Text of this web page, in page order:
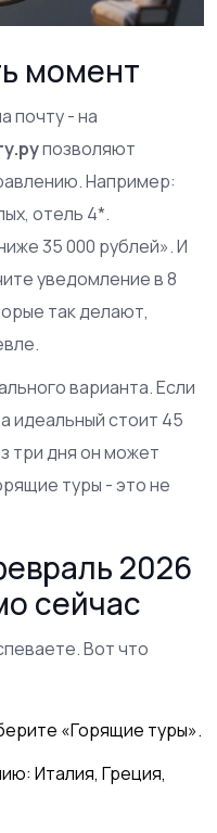
момент
почту - на
позволяют
Например:
отель 4*.
35 000 рублей». И
уведомление в 8
так делают,
варианта. Если
идеальный стоит 45
три дня он может
туры - это не
2026
сейчас
Вот что
«Горящие туры».
Италия, Греция,